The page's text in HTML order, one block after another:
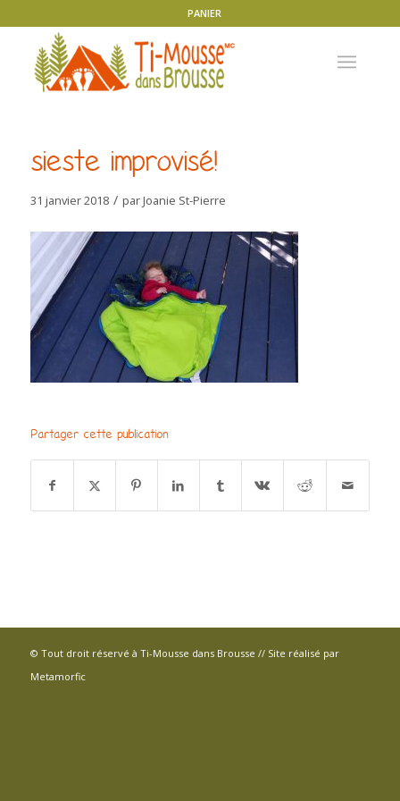
PANIER
sieste improvisé!
31 janvier 2018 / parJoanie St-Pierre
Partager cette publication
© Tout droit réservé à Ti-Mousse dans Brousse // Site réalisé par
Metamorfic